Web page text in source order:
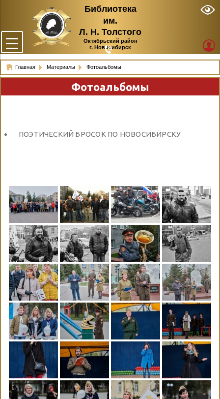
Библиотека
им.
Л. Н. Толстого
Октябрьский район
г. Новосибирск
Главная Материалы Фотоальбомы
Фотоальбомы
ПОЭТИЧЕСКИЙ БРОСОК ПО НОВОСИБИРСКУ